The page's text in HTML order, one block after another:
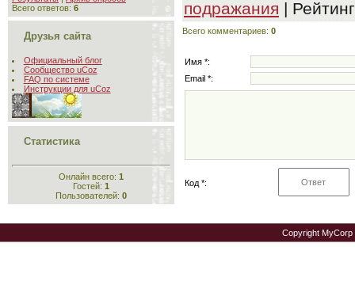
Всего ответов: 6
Друзья сайта
Официальный блог
Сообщество uCoz
FAQ по системе
Инструкции для uCoz
Статистика
Онлайн всего: 1
Гостей: 1
Пользователей: 0
подражания | Рейтинг
Всего комментариев: 0
Имя *:
Email *:
Код *:
Copyright MyCorp